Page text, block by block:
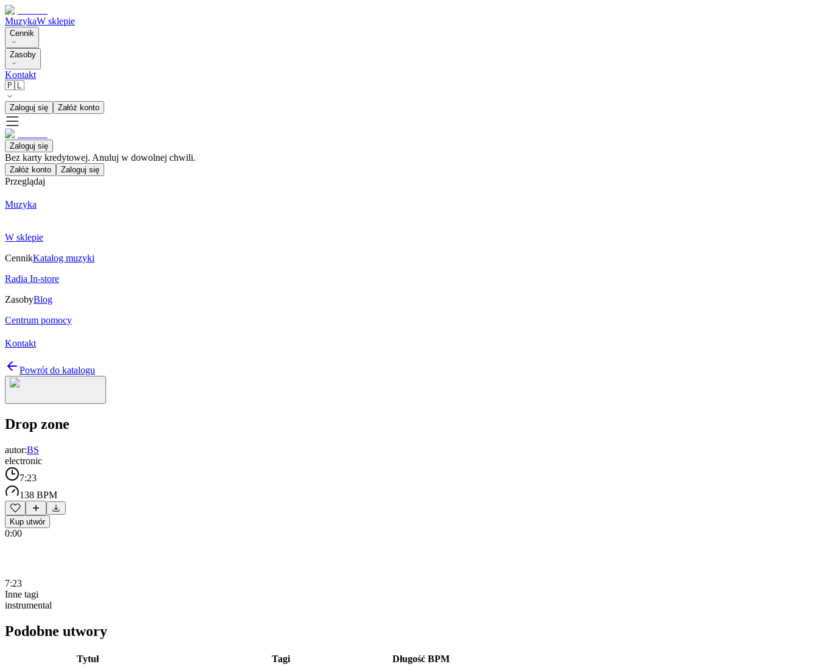
MuzykaW sklepie
Cennik
Zasoby
Kontakt
🇵🇱
Zaloguj się Załóż konto
Zaloguj się
Bez karty kredytowej. Anuluj w dowolnej chwili.
Załóż konto Zaloguj się
Przeglądaj
Muzyka
W sklepie
CennikKatalog muzyki
Radia In-store
ZasobyBlog
Centrum pomocy
Kontakt
Powrót do katalogu
Drop zone
autor:BS
electronic
7:23
138 BPM
Kup utwór
0:00
7:23
Inne tagi
instrumental
Podobne utwory
Tytuł Tagi Długość BPM